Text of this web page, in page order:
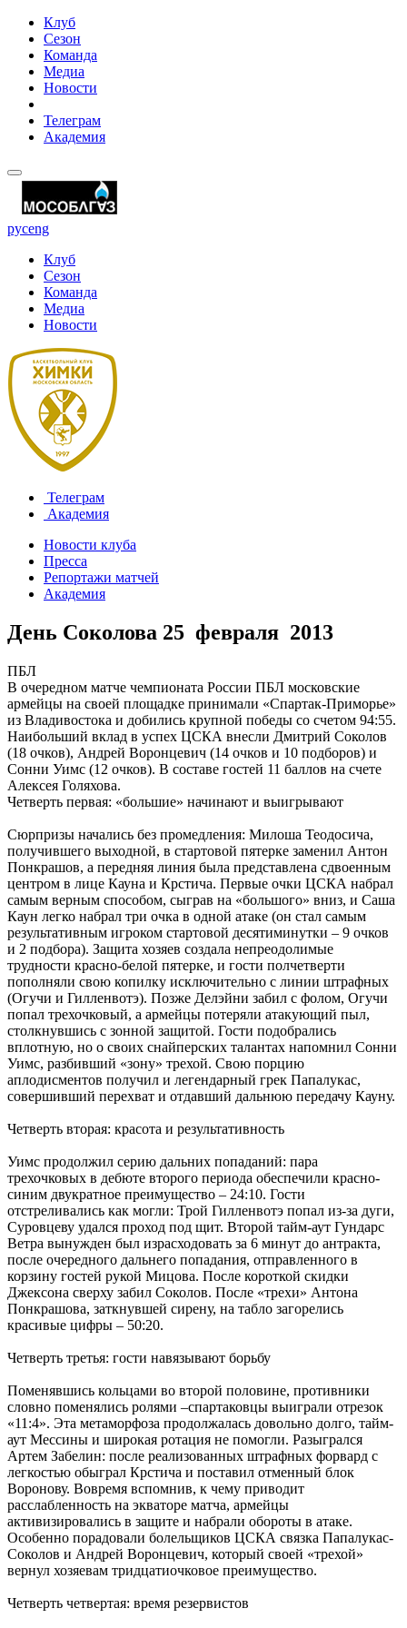
Клуб
Сезон
Команда
Медиа
Новости
Телеграм
Академия
русeng
Клуб
Сезон
Команда
Медиа
Новости
Телеграм
Академия
Новости клуба
Пресса
Репортажи матчей
Академия
День Соколова 25 февраля 2013
ПБЛ
В очередном матче чемпионата России ПБЛ московские
армейцы на своей площадке принимали «Спартак-Приморье»
из Владивостока и добились крупной победы со счетом 94:55.
Наибольший вклад в успех ЦСКА внесли Дмитрий Соколов
(18 очков), Андрей Воронцевич (14 очков и 10 подборов) и
Сонни Уимс (12 очков). В составе гостей 11 баллов на счете
Алексея Голяхова.
Четверть первая: «большие» начинают и выигрывают
Сюрпризы начались без промедления: Милоша Теодосича,
получившего выходной, в стартовой пятерке заменил Антон
Понкрашов, а передняя линия была представлена сдвоенным
центром в лице Кауна и Крстича. Первые очки ЦСКА набрал
самым верным способом, сыграв на «большого» вниз, и Саша
Каун легко набрал три очка в одной атаке (он стал самым
результативным игроком стартовой десятиминутки – 9 очков
и 2 подбора). Защита хозяев создала непреодолимые
трудности красно-белой пятерке, и гости полчетверти
пополняли свою копилку исключительно с линии штрафных
(Огучи и Гилленвотэ). Позже Делэйни забил с фолом, Огучи
попал трехочковый, а армейцы потеряли атакующий пыл,
столкнувшись с зонной защитой. Гости подобрались
вплотную, но о своих снайперских талантах напомнил Сонни
Уимс, разбивший «зону» трехой. Свою порцию
аплодисментов получил и легендарный грек Папалукас,
совершивший перехват и отдавший дальнюю передачу Кауну.
Четверть вторая: красота и результативность
Уимс продолжил серию дальних попаданий: пара
трехочковых в дебюте второго периода обеспечили красно-
синим двукратное преимущество – 24:10. Гости
отстреливались как могли: Трой Гилленвотэ попал из-за дуги,
Суровцеву удался проход под щит. Второй тайм-аут Гундарс
Ветра вынужден был израсходовать за 6 минут до антракта,
после очередного дальнего попадания, отправленного в
корзину гостей рукой Мицова. После короткой скидки
Джексона сверху забил Соколов. После «трехи» Антона
Понкрашова, заткнувшей сирену, на табло загорелись
красивые цифры – 50:20.
Четверть третья: гости навязывают борьбу
Поменявшись кольцами во второй половине, противники
словно поменялись ролями –спартаковцы выиграли отрезок
«11:4». Эта метаморфоза продолжалась довольно долго, тайм-
аут Мессины и широкая ротация не помогли. Разыгрался
Артем Забелин: после реализованных штрафных форвард с
легкостью обыграл Крстича и поставил отменный блок
Воронову. Вовремя вспомнив, к чему приводит
расслабленность на экваторе матча, армейцы
активизировались в защите и набрали обороты в атаке.
Особенно порадовали болельщиков ЦСКА связка Папалукас-
Соколов и Андрей Воронцевич, который своей «трехой»
вернул хозяевам тридцатиочковое преимущество.
Четверть четвертая: время резервистов